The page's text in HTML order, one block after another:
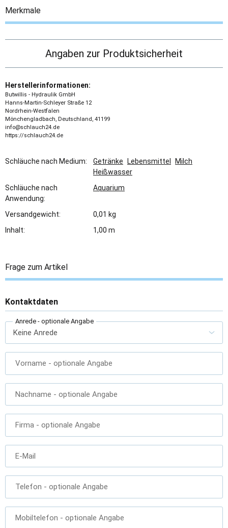
Merkmale
Angaben zur Produktsicherheit
Herstellerinformationen:
Butwillis - Hydraulik GmbH
Hanns-Martin-Schleyer Straße 12
Nordrhein-Westfalen
Mönchengladbach, Deutschland, 41199
info@schlauch24.de
https://schlauch24.de
Schläuche nach Medium: Getränke Lebensmittel Milch
Heißwasser
Schläuche nach
Anwendung:
Aquarium
Versandgewicht:
0,01 kg
Inhalt:
1,00 m
Frage zum Artikel
Kontaktdaten
Anrede - optionale Angabe
Vorname - optionale Angabe
Nachname - optionale Angabe
Firma - optionale Angabe
E-Mail
Telefon - optionale Angabe
Mobiltelefon - optionale Angabe